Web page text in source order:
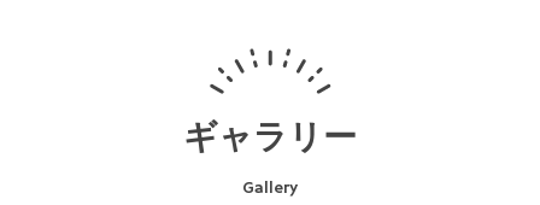
ギャラリー
Gallery